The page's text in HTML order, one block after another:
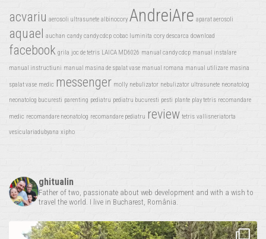
acvariu aerosoli ultrasunete albinocory AndreiAre aparat aerosoli
aquael auchan candy candy cdcp cobac luminita cory descarca download
facebook grila joc de tetris LAICA MD6026 manual candy cdcp manual instalare
manual instructiuni manual masina de spalat vase manual romana manual utilizare masina
spalat vase medic messenger molly nebulizator nebulizator ultrasunete neonatolog
neonatolog bucuresti parenting pediatru pediatru bucuresti pesti plante play tetris recomandare
medic recomandare neonatolog recomandare pediatru review tetris vallisneriatorta
vesiculariadubyana xipho
ghitualin
Father of two, passionate about web development and with a wish to
travel the world. I live in Bucharest, România.